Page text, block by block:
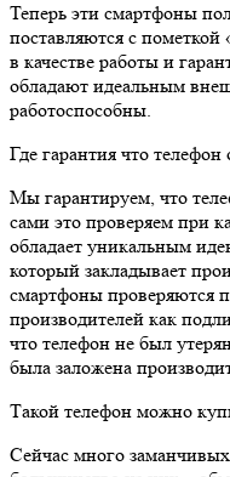
Теперь эти смартфоны
поставляются с
в качестве работы и
обладают идеальным
работоспособны.
Где гарантия что
Мы гарантируем, что
сами это проверяем при
обладает уникальным
который закладывает
смартфоны проверяются
производителей как
что телефон не был
была заложена
Такой телефон можно
Сейчас много